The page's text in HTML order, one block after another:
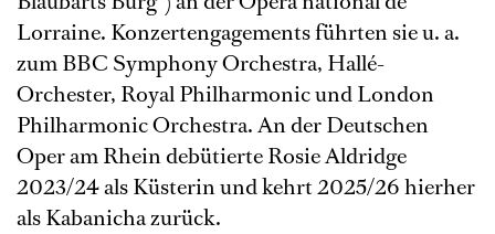
Lorraine. Konzertengagements führten sie u. a.
zum BBC Symphony Orchestra, Hallé-
Orchester, Royal Philharmonic und London
Philharmonic Orchestra. An der Deutschen
Oper am Rhein debütierte Rosie Aldridge
2023/24 als Küsterin und kehrt 2025/26 hierher
als Kabanicha zurück.